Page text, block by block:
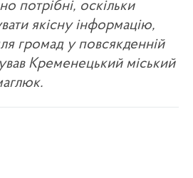
потрібні, оскільки
якісну інформацію,
громад у повсякденній
Кременецький міський